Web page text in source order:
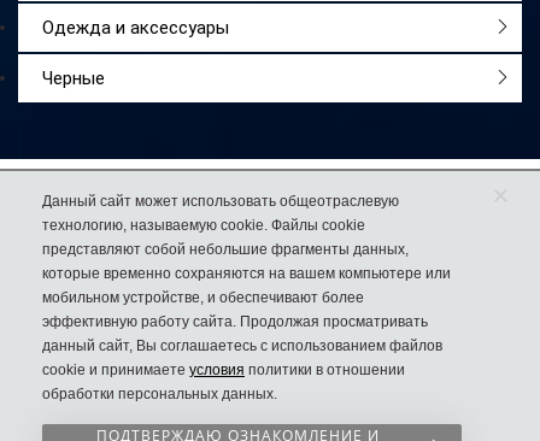
Одежда и аксессуары
Черные
Работаемс 2009 года
Более 50 000довольных покупателей
74% клиентоввозвращаются к нам за еще одной парой обуви
8 (981) 783-86-12
Сергия Радонежского 8
Дисконт №1
в России
Данный сайт может использовать общеотраслевую
технологию, называемую cookie. Файлы cookie
представляют собой небольшие фрагменты данных,
которые временно сохраняются на вашем компьютере или
мобильном устройстве, и обеспечивают более
эффективную работу сайта. Продолжая просматривать
данный сайт, Вы соглашаетесь с использованием файлов
cookie и принимаете условия политики в отношении
обработки персональных данных.
×
ПОДТВЕРЖДАЮ ОЗНАКОМЛЕНИЕ И